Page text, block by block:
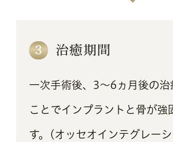
3 治癒期間
一次手術後、3～6ヵ月後の治
ことでインプラントと骨が強
す。(オッセオインテグレーシ